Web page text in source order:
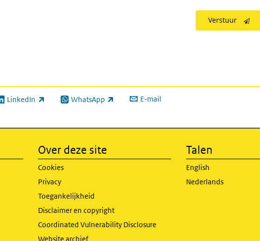
Verstuur
LinkedIn
link) WhatsApp
(externe link) E-mail
Over deze site
Cookies
Privacy
Toegankelijkheid
Disclaimer en copyright
Coordinated Vulnerability Disclosure
Website archief
Talen
English
Nederlands